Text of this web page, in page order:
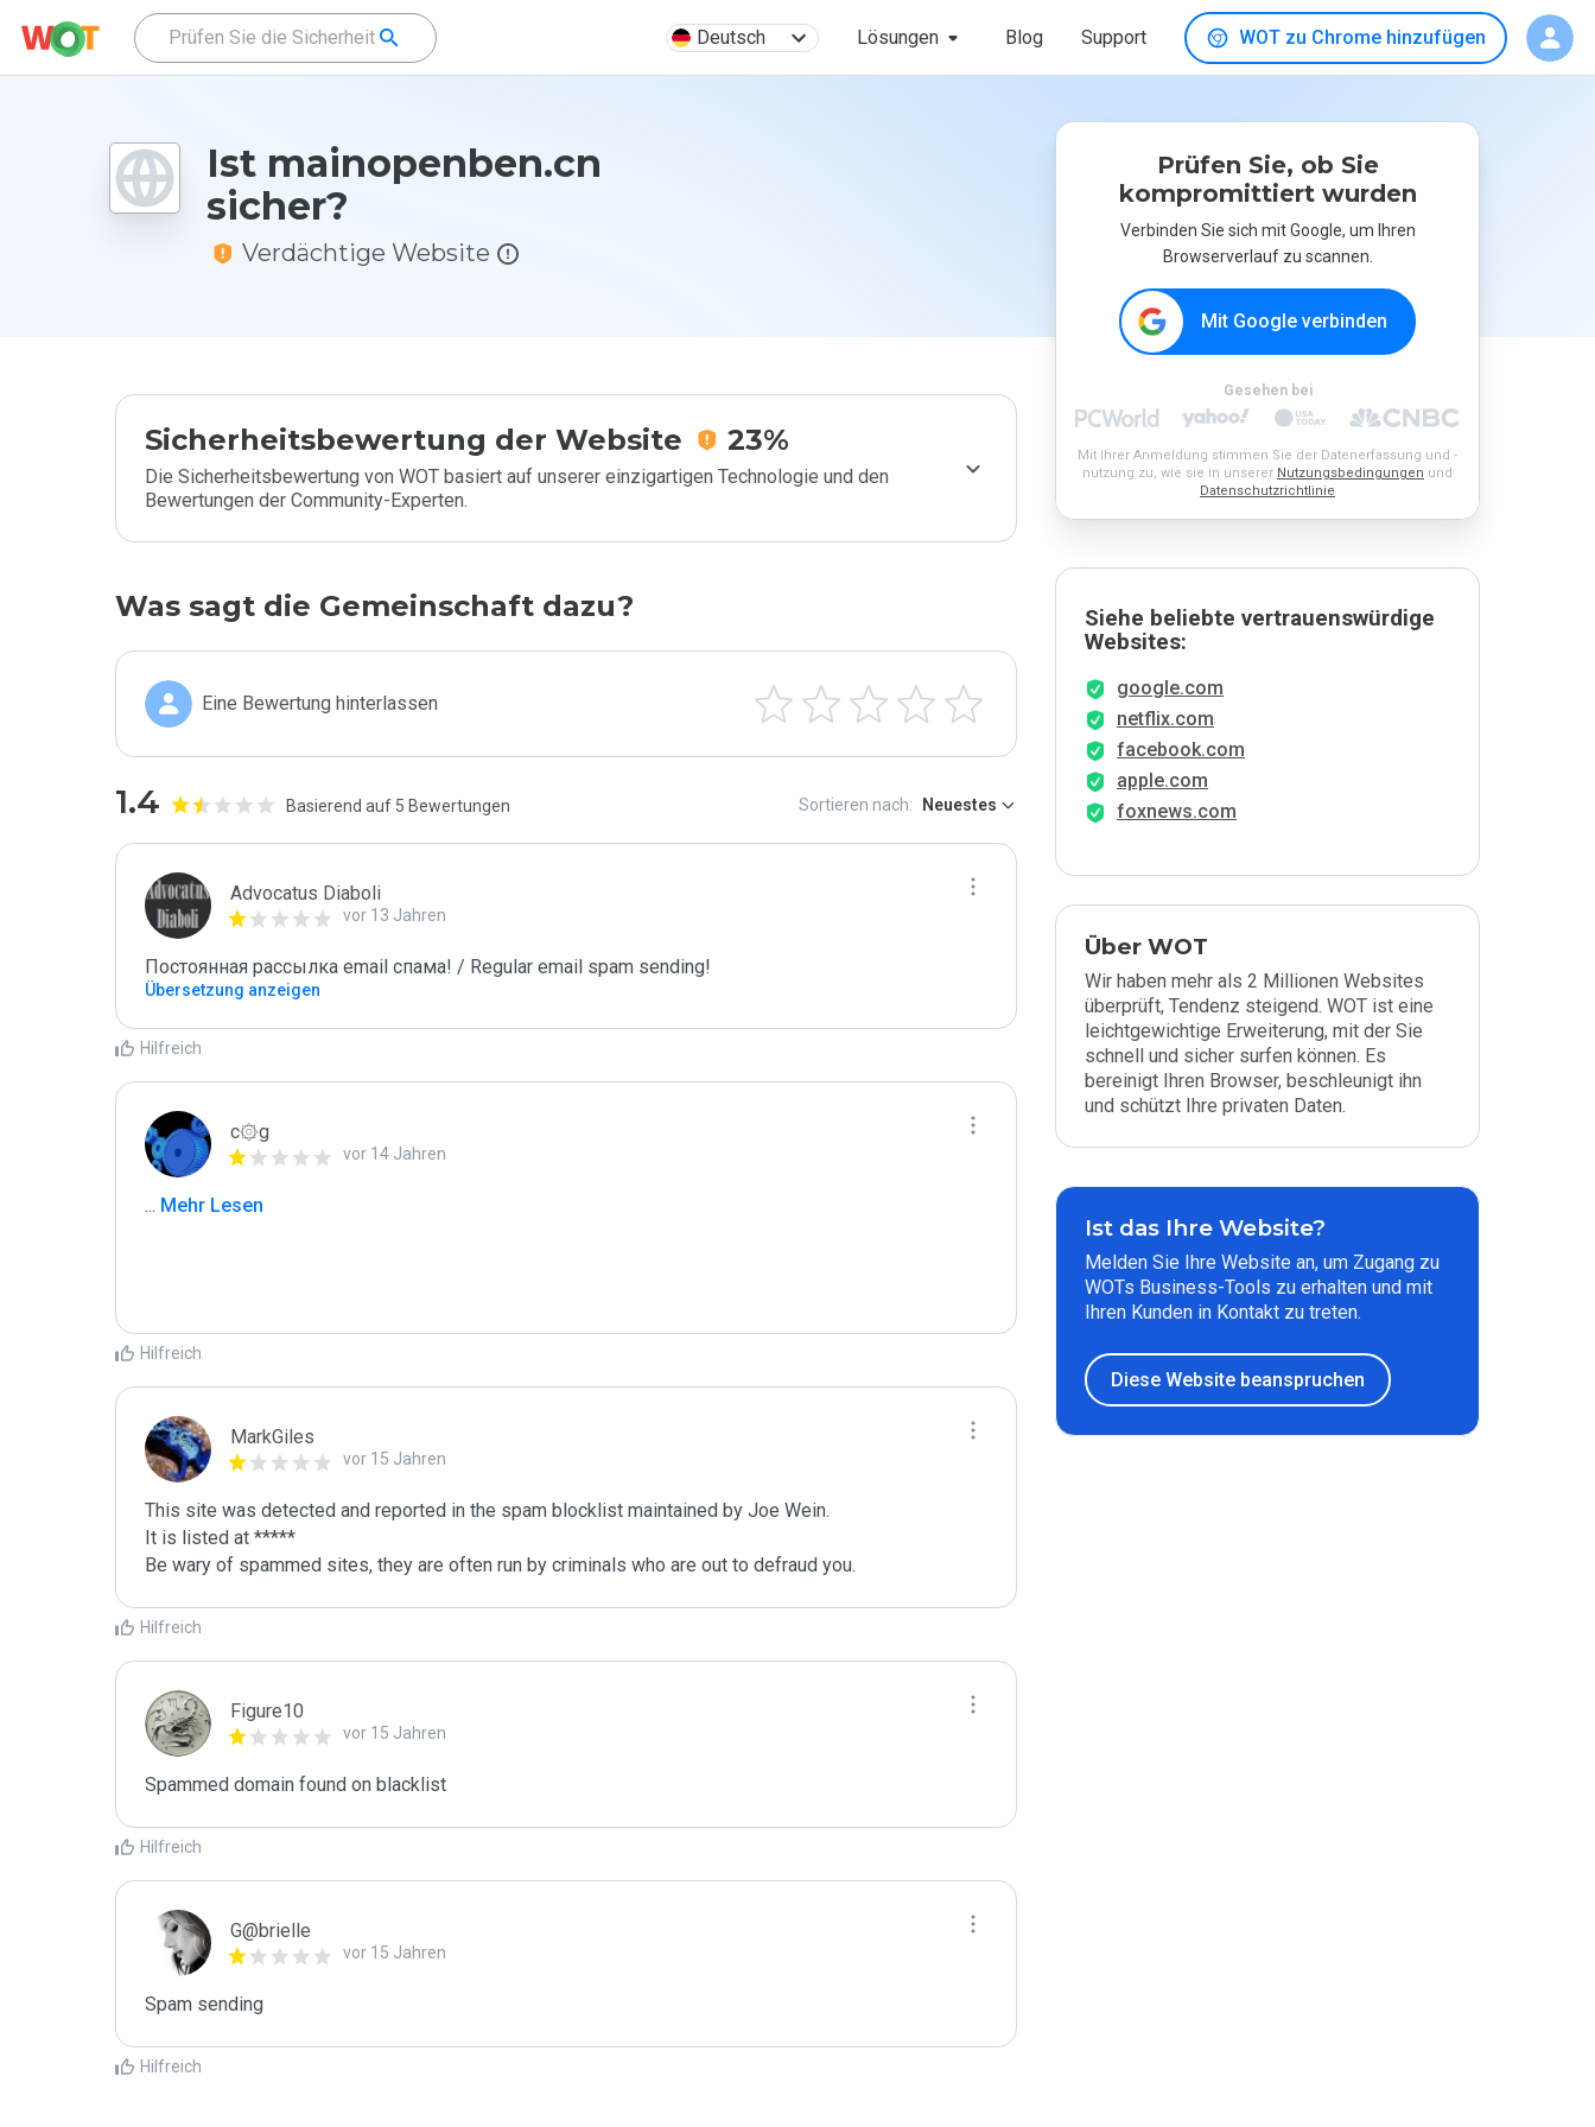
Deutsch Lösungen Blog Support WOT zu Chrome hinzufügen
Ist mainopenben.cn
sicher?
Verdächtige Website
Sicherheitsbewertung der Website 23%
Die Sicherheitsbewertung von WOT basiert auf unserer einzigartigen Technologie und den
Bewertungen der Community-Experten.
Was sagt die Gemeinschaft dazu?
Eine Bewertung hinterlassen
1.4 Basierend auf 5 Bewertungen Sortieren nach: Neuestes
Advocatus Diaboli
vor 13 Jahren
Постоянная рассылка email спама! / Regular email spam sending!
Übersetzung anzeigen
Hilfreich
c۞g
vor 14 Jahren
... Mehr Lesen
Hilfreich
MarkGiles
vor 15 Jahren
This site was detected and reported in the spam blocklist maintained by Joe Wein.
It is listed at *****
Be wary of spammed sites, they are often run by criminals who are out to defraud you.
Hilfreich
Figure10
vor 15 Jahren
Spammed domain found on blacklist
Hilfreich
G@brielle
vor 15 Jahren
Spam sending
Hilfreich
Prüfen Sie, ob Sie
kompromittiert wurden
Verbinden Sie sich mit Google, um Ihren
Browserverlauf zu scannen.
Mit Google verbinden
Gesehen bei
Mit Ihrer Anmeldung stimmen Sie der Datenerfassung und -
nutzung zu, wie sie in unserer Nutzungsbedingungen und
Datenschutzrichtlinie
Siehe beliebte vertrauenswürdige
Websites:
google.com
netflix.com
facebook.com
apple.com
foxnews.com
Über WOT
Wir haben mehr als 2 Millionen Websites
überprüft, Tendenz steigend. WOT ist eine
leichtgewichtige Erweiterung, mit der Sie
schnell und sicher surfen können. Es
bereinigt Ihren Browser, beschleunigt ihn
und schützt Ihre privaten Daten.
Ist das Ihre Website?
Melden Sie Ihre Website an, um Zugang zu
WOTs Business-Tools zu erhalten und mit
Ihren Kunden in Kontakt zu treten.
Diese Website beanspruchen